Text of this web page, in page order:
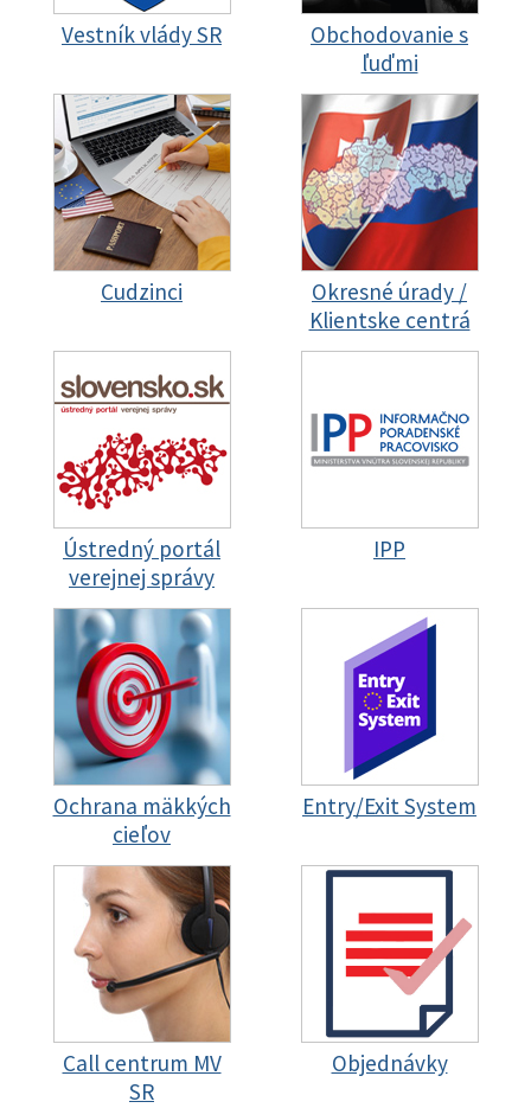
Vestník vlády SR
Obchodovanie s
ľuďmi
Cudzinci
Okresné úrady /
Klientske centrá
Ústredný portál
verejnej správy
IPP
Ochrana mäkkých
cieľov
Entry/Exit System
Call centrum MV
SR
Objednávky